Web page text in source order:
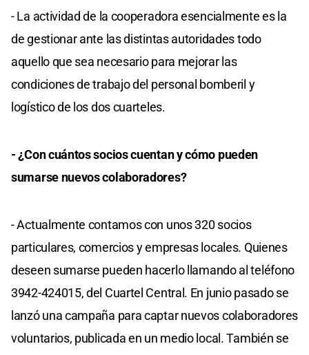
- La actividad de la cooperadora esencialmente es la
de gestionar ante las distintas autoridades todo
aquello que sea necesario para mejorar las
condiciones de trabajo del personal bomberil y
logístico de los dos cuarteles.
- ¿Con cuántos socios cuentan y cómo pueden
sumarse nuevos colaboradores?
- Actualmente contamos con unos 320 socios
particulares, comercios y empresas locales. Quienes
deseen sumarse pueden hacerlo llamando al teléfono
3942-424015, del Cuartel Central. En junio pasado se
lanzó una campaña para captar nuevos colaboradores
voluntarios, publicada en un medio local. También se